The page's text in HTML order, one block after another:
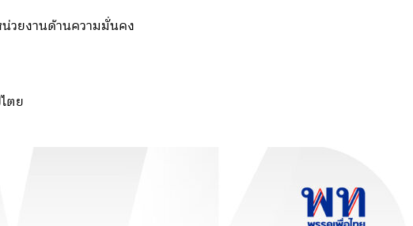
วยงานด้านความมั่นคง
ตย